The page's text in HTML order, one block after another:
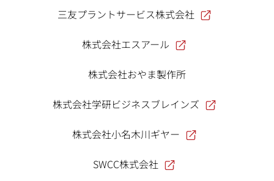
三友プラントサービス株式会社
株式会社エスアール
株式会社おやま製作所
株式会社学研ビジネスブレインズ
株式会社小名木川ギヤー
SWCC株式会社